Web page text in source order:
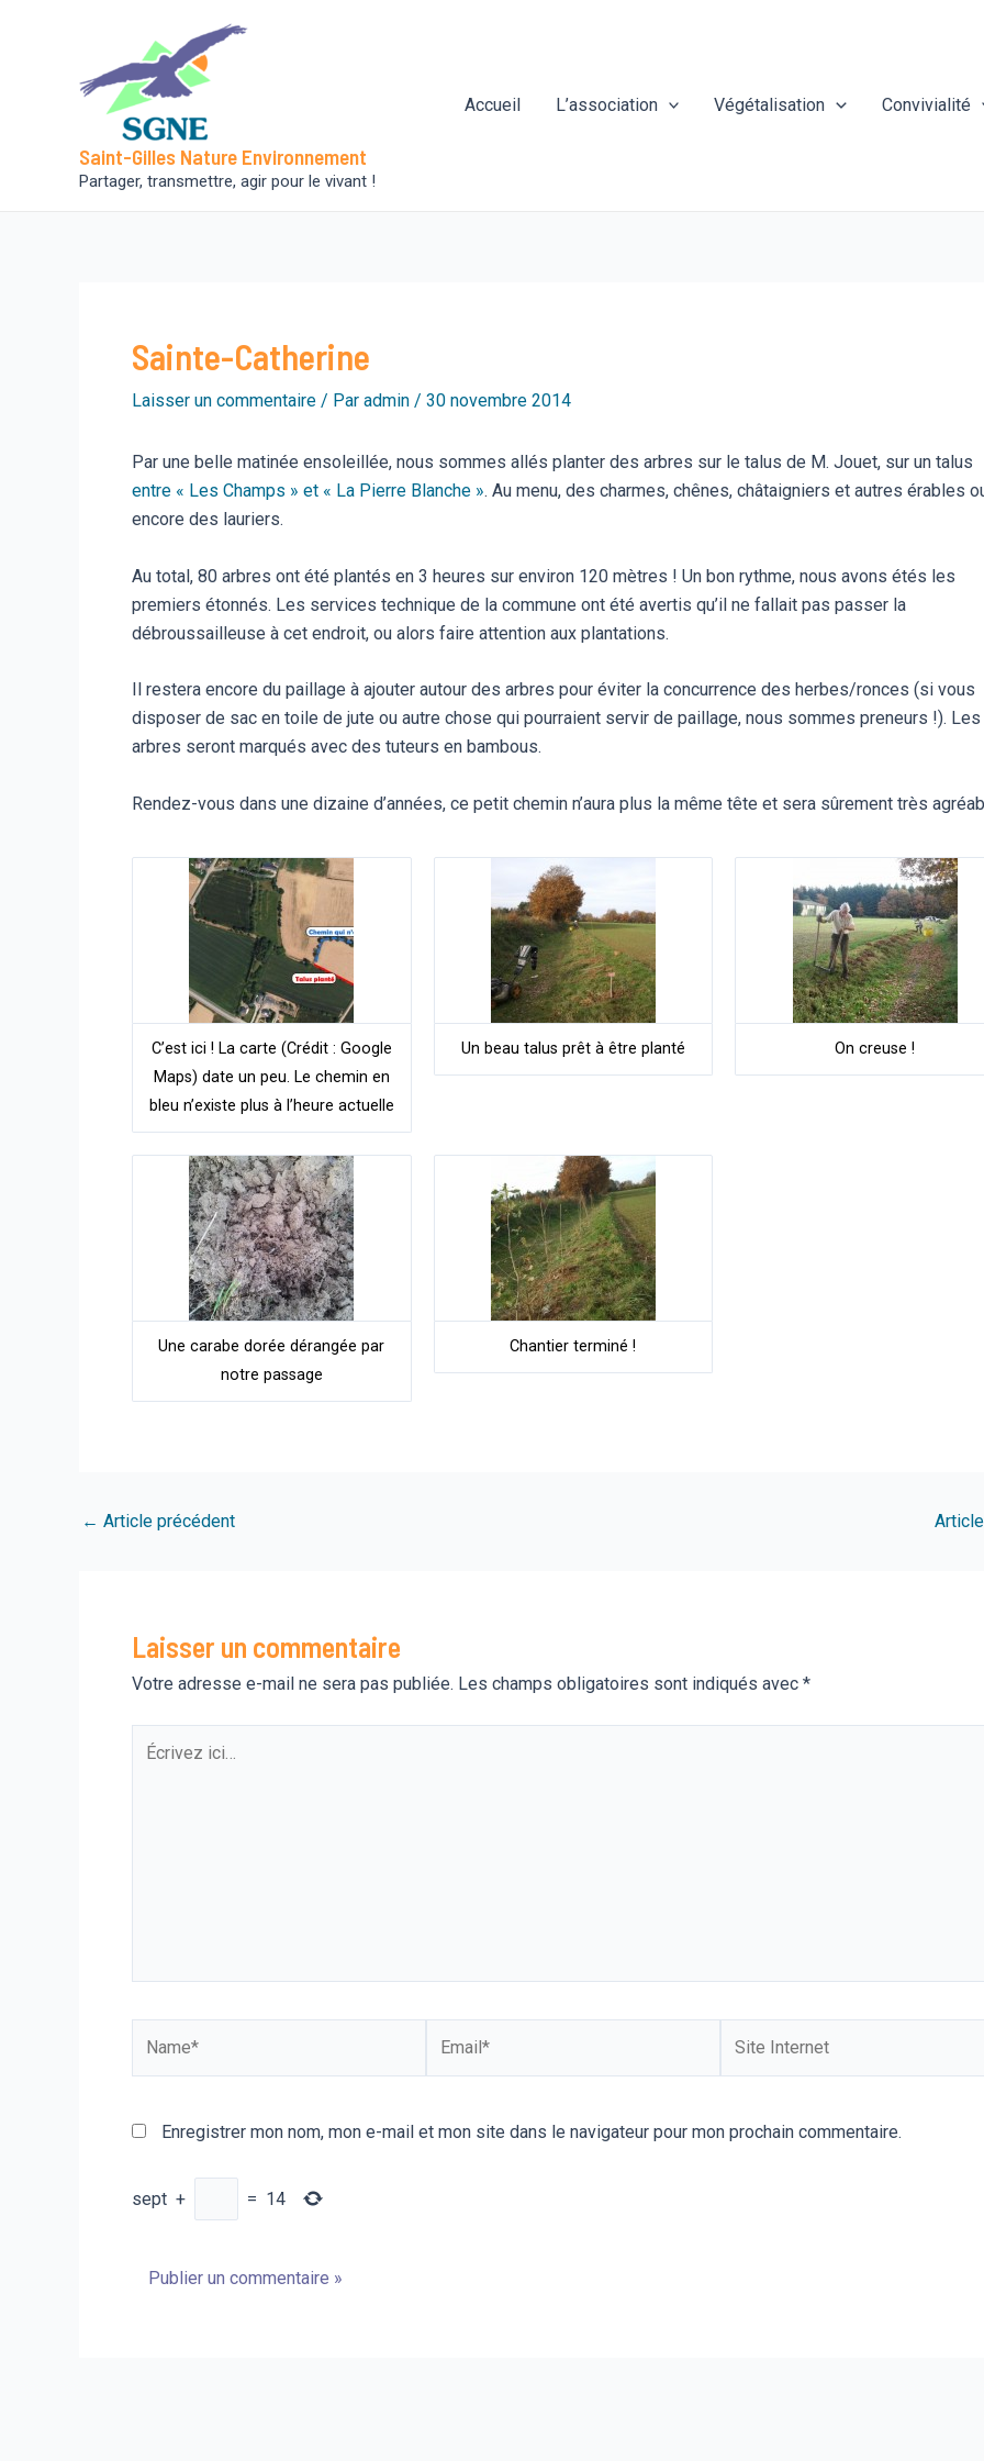
Saint-Gilles Nature Environnement
Partager, transmettre, agir pour le vivant !
Accueil L’association Végétalisation Convivialité
Sainte-Catherine
Laisser un commentaire / Par admin / 30 novembre 2014
Par une belle matinée ensoleillée, nous sommes allés planter des arbres sur le talus de M. Jouet, sur un talus
entre « Les Champs » et « La Pierre Blanche ». Au menu, des charmes, chênes, châtaigniers et autres érables
encore des lauriers.
Au total, 80 arbres ont été plantés en 3 heures sur environ 120 mètres ! Un bon rythme, nous avons étés les
premiers étonnés. Les services technique de la commune ont été avertis qu’il ne fallait pas passer la
débroussailleuse à cet endroit, ou alors faire attention aux plantations.
Il restera encore du paillage à ajouter autour des arbres pour éviter la concurrence des herbes/ronces (si vous
disposer de sac en toile de jute ou autre chose qui pourraient servir de paillage, nous sommes preneurs !). Les
arbres seront marqués avec des tuteurs en bambous.
Rendez-vous dans une dizaine d’années, ce petit chemin n’aura plus la même tête et sera sûrement très
C’est ici ! La carte (Crédit : Google
Maps) date un peu. Le chemin en
bleu n’existe plus à l’heure actuelle
Un beau talus prêt à être planté On creuse !
Une carabe dorée dérangée par
notre passage
Chantier terminé !
Navigation
← Article précédent
Laisser un commentaire
Votre adresse e-mail ne sera pas publiée. Les champs obligatoires sont indiqués avec *
Écrivez
Enregistrer mon nom, mon e-mail et mon site dans le navigateur pour mon prochain commentaire.
sept + = 14